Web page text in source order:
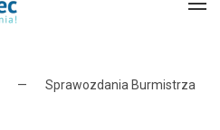
Sprawozdania Burmistrza